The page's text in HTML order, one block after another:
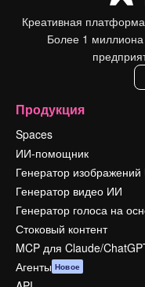
Креативная
Более 1 миллиона
Продукция
Spaces
ИИ-помощник
Генератор
Генератор видео ИИ
Генератор голоса на
Стоковый контент
MCP для Claude/
Агенты Новое